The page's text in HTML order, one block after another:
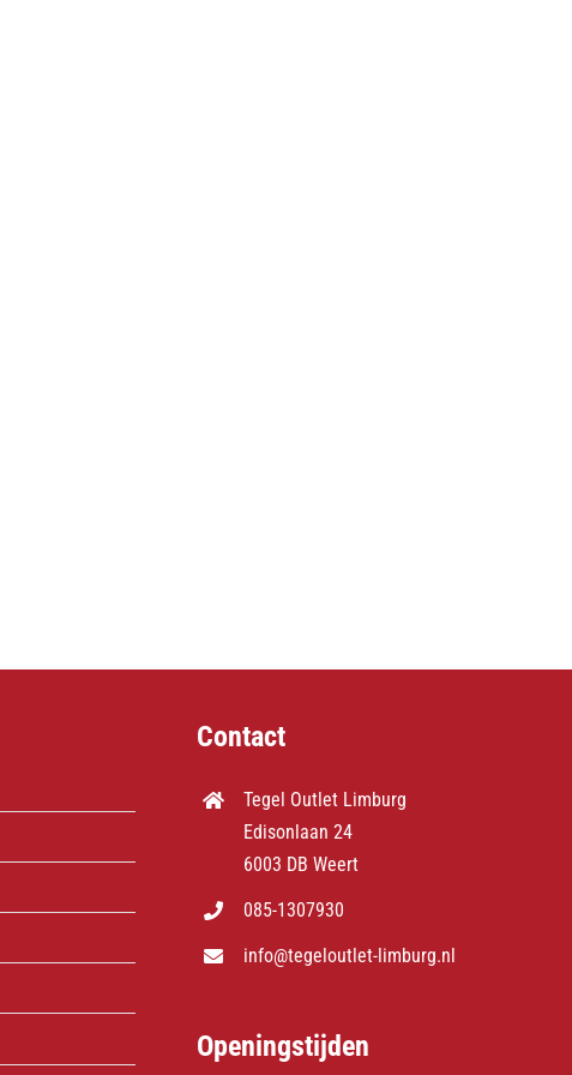
Contact
Tegel Outlet Limburg
Edisonlaan 24
6003 DB Weert
085-1307930
info@tegeloutlet-limburg.nl
Openingstijden